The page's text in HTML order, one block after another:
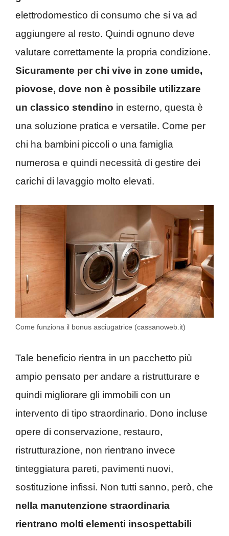
elettrodomestico di consumo che si va ad
aggiungere al resto. Quindi ognuno deve
valutare correttamente la propria condizione.
Sicuramente per chi vive in zone umide,
piovose, dove non è possibile utilizzare
un classico stendino in esterno, questa è
una soluzione pratica e versatile. Come per
chi ha bambini piccoli o una famiglia
numerosa e quindi necessità di gestire dei
carichi di lavaggio molto elevati.
Come funziona il bonus asciugatrice (cassanoweb.it)
Tale beneficio rientra in un pacchetto più
ampio pensato per andare a ristrutturare e
quindi migliorare gli immobili con un
intervento di tipo straordinario. Dono incluse
opere di conservazione, restauro,
ristrutturazione, non rientrano invece
tinteggiatura pareti, pavimenti nuovi,
sostituzione infissi. Non tutti sanno, però, che
nella manutenzione straordinaria
rientrano molti elementi insospettabili